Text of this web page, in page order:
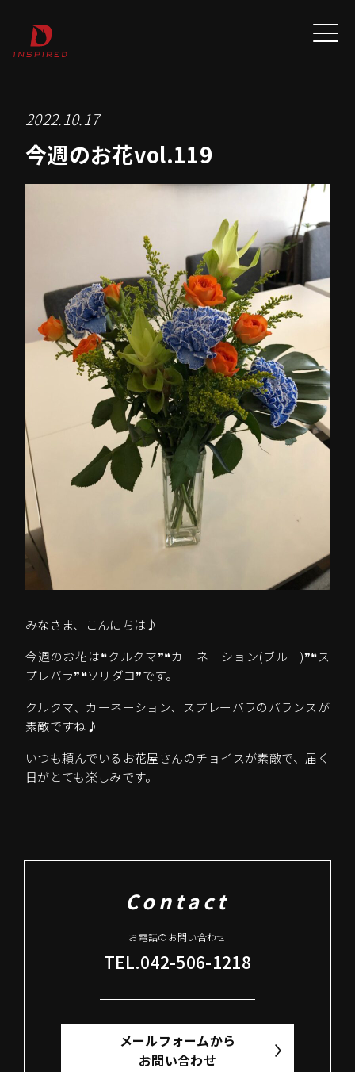
2022.10.17
今週のお花vol.119
みなさま、こんにちは♪
今週のお花は❝クルクマ❞❝カーネーション(ブルー)❞❝ス
プレバラ❞❝ソリダコ❞です。
クルクマ、カーネーション、スプレーバラのバランスが
素敵ですね♪
いつも頼んでいるお花屋さんのチョイスが素敵で、届く
日がとても楽しみです。
Contact
お電話のお問い合わせ
TEL.042-506-1218
メールフォームから
お問い合わせ